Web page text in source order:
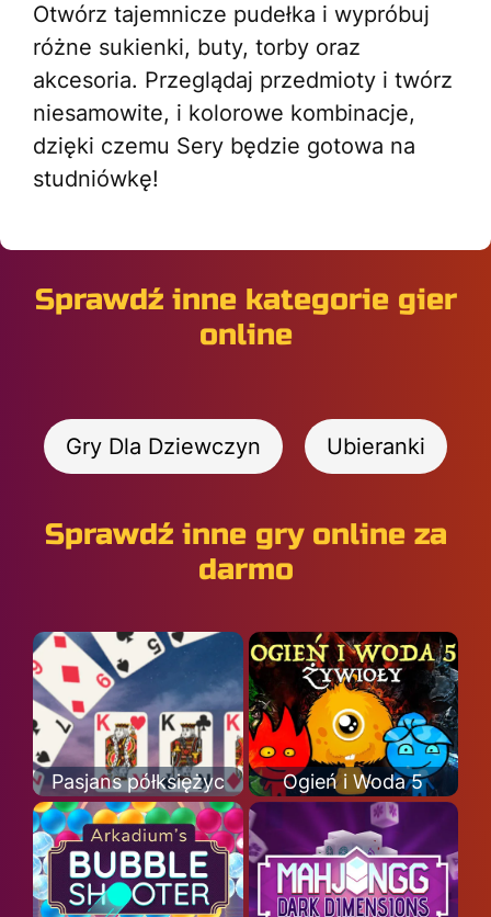
Otwórz tajemnicze pudełka i wypróbuj
różne sukienki, buty, torby oraz
akcesoria. Przeglądaj przedmioty i twórz
niesamowite, i kolorowe kombinacje,
dzięki czemu Sery będzie gotowa na
studniówkę!
Sprawdź inne kategorie gier
online
Gry Dla Dziewczyn Ubieranki
Sprawdź inne gry online za
darmo
Pasjans półksiężyc Ogień i Woda 5